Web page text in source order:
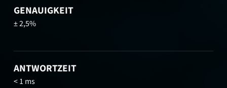
GENAUIGKEIT
± 2,5%
ANTWORTZEIT
< 1 ms